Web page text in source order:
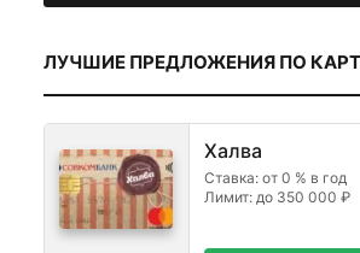
ЛУЧШИЕ ПРЕДЛОЖЕНИЯ ПО
Халва
Ставка: от 0 % в год
Лимит: до 350 000 ₽